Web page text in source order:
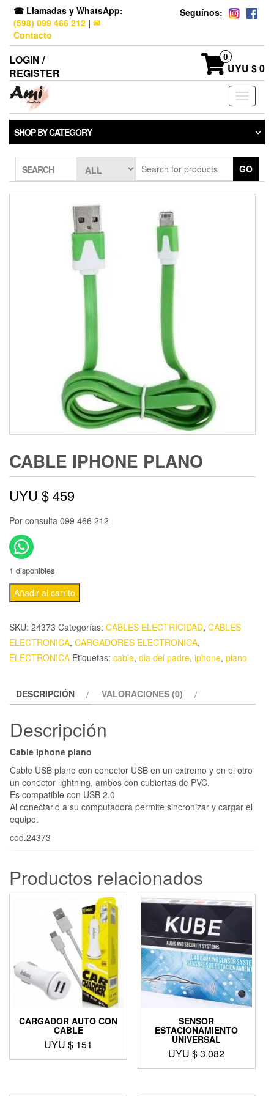
☎ Llamadas y WhatsApp:
(598) 099 466 212 | ✉
Contacto
Seguínos:
LOGIN /
REGISTER
0
UYU $ 0
Toggle
SHOP BY CATEGORY
SEARCH GO
CABLE IPHONE PLANO
UYU $459
Por consulta 099 466 212
1 disponibles
Añadir al carrito
SKU: 24373 Categorías: CABLES ELECTRICIDAD, CABLES
ELECTRONICA, CARGADORES ELECTRONICA,
ELECTRONICA Etiquetas: cable, dia del padre, iphone, plano
DESCRIPCIÓN VALORACIONES (0)
Descripción
Cable iphone plano
Cable USB plano con conector USB en un extremo y en el otro
un conector lightning, ambos con cubiertas de PVC.
Es compatible con USB 2.0
Al conectarlo a su computadora permite sincronizar y cargar el
equipo.
cod.24373
Productos relacionados
CARGADOR AUTO CON
CABLE
UYU $ 151
SENSOR
ESTACIONAMIENTO
UNIVERSAL
UYU $3.082